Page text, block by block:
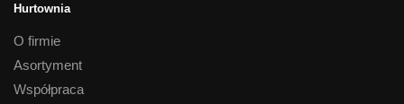
Hurtownia
O firmie
Asortyment
Współpraca